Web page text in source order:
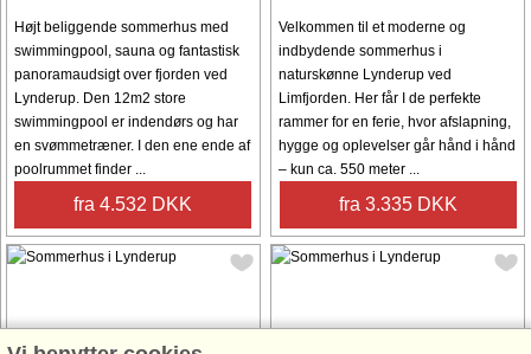
Højt beliggende sommerhus med
swimmingpool, sauna og fantastisk
panoramaudsigt over fjorden ved
Lynderup. Den 12m2 store
swimmingpool er indendørs og har
en svømmetræner. I den ene ende af
poolrummet finder ...
fra 4.532 DKK
Velkommen til et moderne og
indbydende sommerhus i
naturskønne Lynderup ved
Limfjorden. Her får I de perfekte
rammer for en ferie, hvor afslapning,
hygge og oplevelser går hånd i hånd
– kun ca. 550 meter ...
fra 3.335 DKK